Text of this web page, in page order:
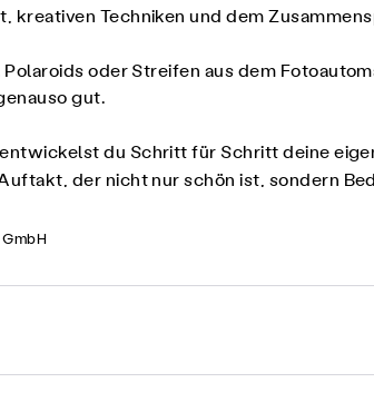
kreativen Techniken und dem
Polaroids oder Streifen aus dem
gut.
entwickelst du Schritt für Schritt deine
der nicht nur schön ist, sondern